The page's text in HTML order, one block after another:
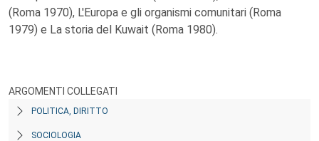
(Roma 1970), L'Europa e gli organismi comunitari (Roma
1979) e La storia del Kuwait (Roma 1980).
ARGOMENTI COLLEGATI
POLITICA, DIRITTO
SOCIOLOGIA